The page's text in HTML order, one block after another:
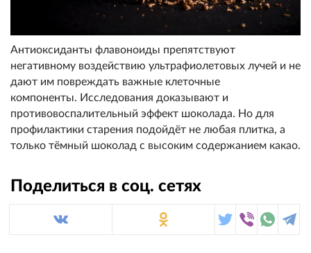
Антиоксиданты флавоноиды препятствуют
негативному воздействию ультрафиолетовых лучей и не
дают им повреждать важные клеточные
компоненты. Исследования доказывают и
противовоспалительный эффект шоколада. Но для
профилактики старения подойдёт не любая плитка, а
только тёмный шоколад с высоким содержанием какао.
Поделиться в соц. сетях